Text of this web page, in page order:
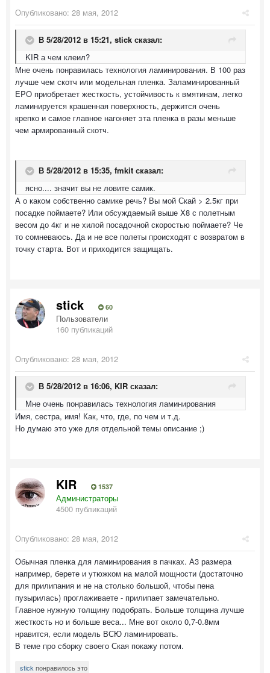
Опубликовано: 28 мая, 2012
В 5/28/2012 в 15:21, stick сказал:
KIR а чем клеил?
Мне очень понравилась технология ламинирования. В 100 раз
лучше чем скотч или модельная пленка. Заламинированный
EPO приобретает жесткость, устойчивость к вмятинам, легко
ламинируется крашенная поверхность, держится очень
крепко и самое главное нагоняет эта пленка в разы меньше
чем армированный скотч.
В 5/28/2012 в 15:35, fmkit сказал:
ясно.... значит вы не ловите самик.
А о каком собственно самике речь? Вы мой Скай > 2.5кг при
посадке поймаете? Или обсуждаемый выше X8 с полетным
весом до 4кг и не хилой посадочной скоростью поймаете? Че
то сомневаюсь. Да и не все полеты происходят с возвратом в
точку старта. Вот и приходится защищать.
stick 60
Пользователи
160 публикаций
Опубликовано: 28 мая, 2012
В 5/28/2012 в 16:06, KIR сказал:
Мне очень понравилась технология ламинирования
Имя, сестра, имя! Как, что, где, по чем и т.д.
Но думаю это уже для отдельной темы описание ;)
KIR 1537
Администраторы
4500 публикаций
Опубликовано: 28 мая, 2012
Обычная пленка для ламинирования в пачках. А3 размера
например, берете и утюжком на малой мощности (достаточно
для прилипания и не на столько большой, чтобы пена
пузырилась) проглаживаете - прилипает замечательно.
Главное нужную толщину подобрать. Больше толщина лучше
жесткость но и больше веса... Мне вот около 0,7-0.8мм
нравится, если модель ВСЮ ламинировать.
В теме про сборку своего Ская покажу потом.
stick понравилось это